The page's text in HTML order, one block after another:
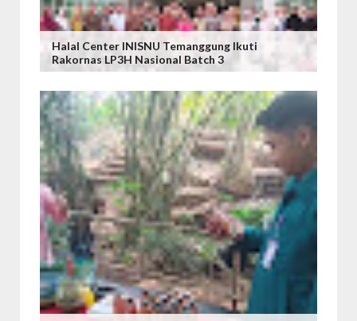
Halal Center INISNU Temanggung Ikuti
Rakornas LP3H Nasional Batch 3